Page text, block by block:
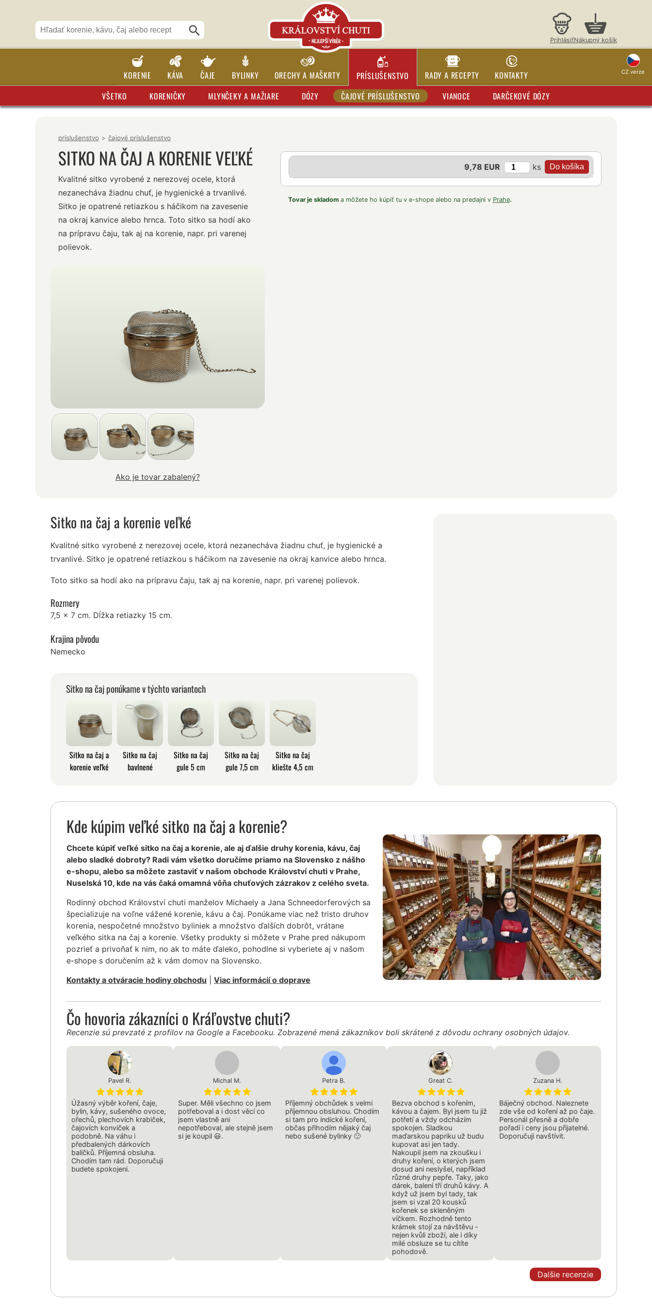
PrihlásiťNákupný košík
KORENIE KÁVA ČAJE BYLINKY ORECHY A MAŠKRTY PRÍSLUŠENSTVO RADY A RECEPTY KONTAKTY CZ verze
VŠETKO KORENIČKY MLYNČEKY A MAŽIARE DÓZY ČAJOVÉ PRÍSLUŠENSTVO VIANOCE DARČEKOVÉ DÓZY
príslušenstvo > čajové príslušenstvo
SITKO NA ČAJ A KORENIE VEĽKÉ
Kvalitné sitko vyrobené z nerezovej ocele, ktorá
nezanecháva žiadnu chuť, je hygienické a trvanlivé.
Sitko je opatrené retiazkou s háčikom na zavesenie
na okraj kanvice alebo hrnca. Toto sitko sa hodí ako
na prípravu čaju, tak aj na korenie, napr. pri varenej
polievok.
Ako je tovar zabalený?
9,78 EUR ks
Tovar je skladom a môžete ho kúpiť tu v e-shope alebo na predajni v Prahe.
Sitko na čaj a korenie veľké
Kvalitné sitko vyrobené z nerezovej ocele, ktorá nezanecháva žiadnu chuť, je hygienické a
trvanlivé. Sitko je opatrené retiazkou s háčikom na zavesenie na okraj kanvice alebo hrnca.
Toto sitko sa hodí ako na prípravu čaju, tak aj na korenie, napr. pri varenej polievok.
Rozmery
7,5 x 7 cm. Dĺžka retiazky 15 cm.
Krajina pôvodu
Nemecko
Sitko na čaj ponúkame v týchto variantoch
Sitko na čaj a
korenie veľké
Sitko na čaj
bavlnené
Sitko na čaj
gule 5 cm
Sitko na čaj
gule 7,5 cm
Sitko na čaj
kliešte 4,5 cm
Kde kúpim veľké sitko na čaj a korenie?
Chcete kúpiť veľké sitko na čaj a korenie, ale aj ďalšie druhy korenia, kávu, čaj
alebo sladké dobroty? Radi vám všetko doručíme priamo na Slovensko z nášho
e-shopu, alebo sa môžete zastaviť v našom obchode Království chuti v Prahe,
Nuselská 10, kde na vás čaká omamná vôňa chuťových zázrakov z celého sveta.
Rodinný obchod Království chuti manželov Michaely a Jana Schneedorferových sa
špecializuje na voľne vážené korenie, kávu a čaj. Ponúkame viac než tristo druhov
korenia, nespočetné množstvo byliniek a množstvo ďalších dobrôt, vrátane
veľkého sitka na čaj a korenie. Všetky produkty si môžete v Prahe pred nákupom
pozrieť a privoňať k nim, no ak to máte ďaleko, pohodlne si vyberiete aj v našom
e-shope s doručením až k vám domov na Slovensko.
Kontakty a otváracie hodiny obchodu
Viac informácií o doprave
Čo hovoria zákazníci o Kráľovstve chuti?
Recenzie sú prevzaté z profilov na Google a Facebooku. Zobrazené mená zákazníkov boli skrátené z dôvodu ochrany osobných údajov.
Pavel R.
Úžasný výběr koření, čaje,
bylin, kávy, sušeného ovoce,
ořechů, plechovích krabiček,
čajovích konviček a
podobně. Na váhu i
předbalených dárkovích
balíčků. Příjemná obsluha.
Chodím tam rád. Doporučuji
budete spokojeni.
Michal M.
Super. Měli všechno co jsem
potřeboval a i dost věcí co
jsem vlastně ani
nepotřeboval, ale stejně jsem
si je koupil 😃.
Petra B.
Příjemný obchůdek s velmi
příjemnou obsluhou. Chodím
si tam pro indické koření,
občas přihodím nějaký čaj
nebo sušené bylinky 🙂
Great C.
Bezva obchod s kořením,
kávou a čajem. Byl jsem tu již
potřetí a vždy odcházím
spokojen. Sladkou
maďarskou papriku už budu
kupovat asi jen tady.
Nakoupil jsem na zkoušku i
druhy koření, o kterých jsem
dosud ani neslyšel, například
různé druhy pepře. Taky, jako
dárek, balení tří druhů kávy. A
když už jsem byl tady, tak
jsem si vzal 20 kousků
kořenek se skleněným
víčkem. Rozhodně tento
krámek stojí za návštěvu -
nejen kvůli zboží, ale i díky
milé obsluze se tu cítíte
pohodově.
Zuzana H.
Báječný obchod. Naleznete
zde vše od koření až po čaje.
Personál přesně a dobře
pořadí i ceny jsou přijatelné.
Doporučuji navštívit.
Dalšie recenzie